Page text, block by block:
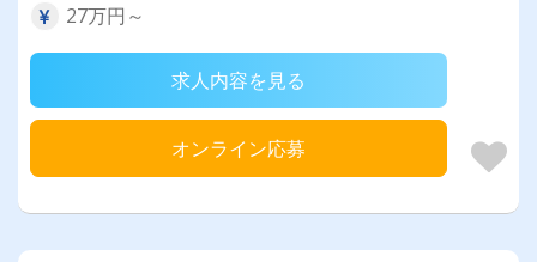
27万円～
求人内容を見る
オンライン応募